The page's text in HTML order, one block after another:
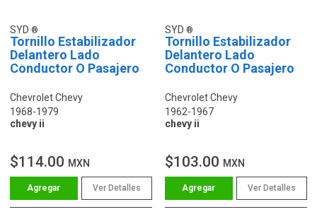
SYD
Tornillo Estabilizador
Delantero Lado
Conductor O Pasajero
Chevrolet Chevy
1968-1979
chevy ii
$114.00 MXN
Ver Detalles
SYD
Tornillo Estabilizador
Delantero Lado
Conductor O Pasajero
Chevrolet Chevy
1962-1967
chevy ii
$103.00 MXN
Ver Detalles